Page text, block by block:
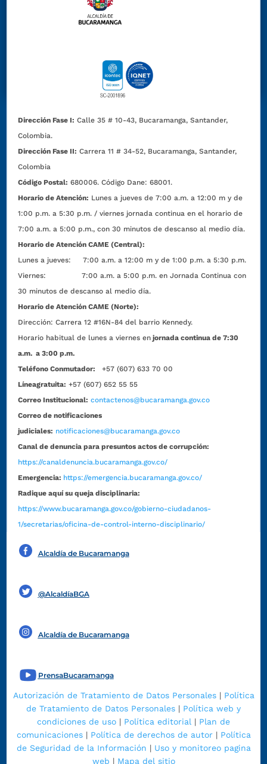
Dirección Fase I: Calle 35 # 10-43, Bucaramanga, Santander,
Colombia.
Dirección Fase II: Carrera 11 # 34-52, Bucaramanga, Santander,
Colombia
Código Postal: 680006. Código Dane: 68001.
Horario de Atención: Lunes a jueves de 7:00 a.m. a 12:00 m y de
1:00 p.m. a 5:30 p.m. / viernes jornada continua en el horario de
7:00 a.m. a 5:00 p.m., con 30 minutos de descanso al medio día.
Horario de Atención CAME (Central):
Lunes a jueves: 7:00 a.m. a 12:00 m y de 1:00 p.m. a 5:30 p.m.
Viernes: 7:00 a.m. a 5:00 p.m. en Jornada Continua con
30 minutos de descanso al medio día.
Horario de Atención CAME (Norte):
Dirección:Carrera 12 #16N-84 del barrio Kennedy.
Horario habitual de lunes a viernes en jornada continua de 7:30
a.m. a 3:00 p.m.
Teléfono Conmutador:
+57 (607) 633 70 00
Líneagratuita: +57 (607) 652 55 55
Correo Institucional: contactenos@bucaramanga.gov.co
Correo de notificaciones
judiciales: notificaciones@bucaramanga.gov.co
Canal de denuncia para presuntos actos de corrupción:
https://canaldenuncia.bucaramanga.gov.co/
Emergencia: https://emergencia.bucaramanga.gov.co/
Radique aquí su queja disciplinaria:
https://www.bucaramanga.gov.co/gobierno-ciudadanos-
1/secretarias/oficina-de-control-interno-disciplinario/
Alcaldía de Bucaramanga
@AlcaldíaBGA
Alcaldía de Bucaramanga
PrensaBucaramanga
Autorización de Tratamiento de Datos Personales| Política
de Tratamiento de Datos Personales | Política web y
condiciones de uso | Política editorial | Plan de
comunicaciones| Política de derechos de autor| Política
de Seguridad de la Información | Uso y monitoreo pagina
web | Mapa del sitio